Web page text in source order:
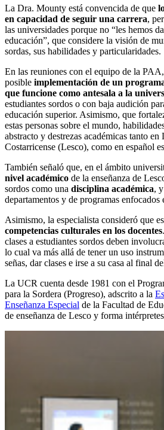
La Dra. Mounty está convencida de que
en capacidad de seguir una carrera,
las universidades porque no “les hemos
educación”, que considere la visión de
sordas, sus habilidades y particularidades.
En las reuniones con el equipo de la
posible implementación de un
que funcione como antesala a la
estudiantes sordos o con baja audición
educación superior. Asimismo, que
estas personas sobre el mundo,
abstracto y destrezas académicas tanto en
Costarricense (Lesco), como en español
También señaló que, en el ámbito
nivel académico de la enseñanza de
sordos como una disciplina académica,
departamentos y de programas enfocados
Asimismo, la especialista consideró que
competencias culturales en los docentes
clases a estudiantes sordos deben
lo cual va más allá de tener un uso
señas, dar clases e irse a su casa al final
La UCR cuenta desde 1981 con el
para la Sordera (Progreso), adscrito a la
Enseñanza Especial de la Facultad de
de enseñanza de Lesco y forma